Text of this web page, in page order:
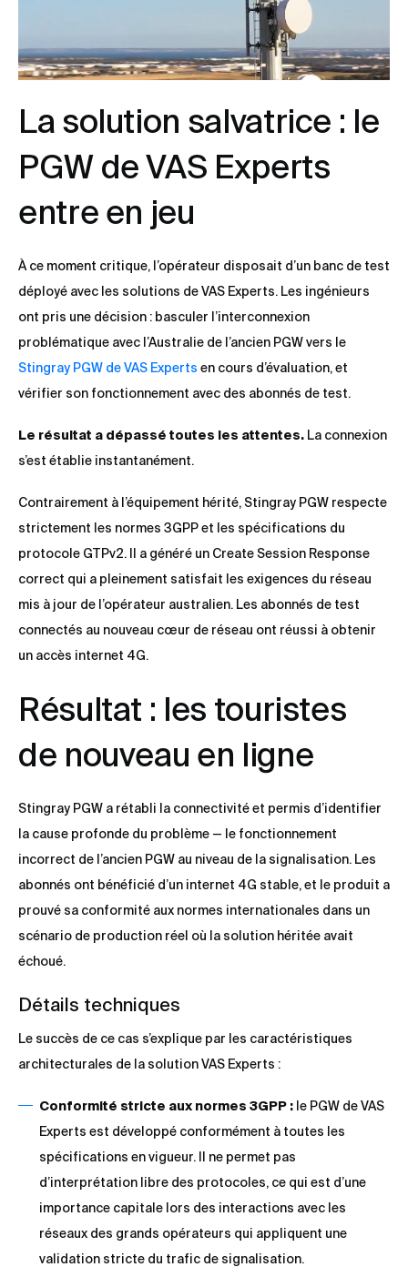
La solution salvatrice : le
PGW de VAS Experts
entre en jeu
À ce moment critique, l’opérateur disposait d’un banc de test
déployé avec les solutions de VAS Experts. Les ingénieurs
ont pris une décision : basculer l’interconnexion
problématique avec l’Australie de l’ancien PGW vers le
Stingray PGW de VAS Experts en cours d’évaluation, et
vérifier son fonctionnement avec des abonnés de test.
Le résultat a dépassé toutes les attentes. La connexion
s’est établie instantanément.
Contrairement à l’équipement hérité, Stingray PGW respecte
strictement les normes 3GPP et les spécifications du
protocole GTPv2. Il a généré un Create Session Response
correct qui a pleinement satisfait les exigences du réseau
mis à jour de l’opérateur australien. Les abonnés de test
connectés au nouveau cœur de réseau ont réussi à obtenir
un accès internet 4G.
Résultat : les touristes
de nouveau en ligne
Stingray PGW a rétabli la connectivité et permis d’identifier
la cause profonde du problème — le fonctionnement
incorrect de l’ancien PGW au niveau de la signalisation. Les
abonnés ont bénéficié d’un internet 4G stable, et le produit a
prouvé sa conformité aux normes internationales dans un
scénario de production réel où la solution héritée avait
échoué.
Détails techniques
Le succès de ce cas s’explique par les caractéristiques
architecturales de la solution VAS Experts :
Conformité stricte aux normes 3GPP : le PGW de VAS
Experts est développé conformément à toutes les
spécifications en vigueur. Il ne permet pas
d’interprétation libre des protocoles, ce qui est d’une
importance capitale lors des interactions avec les
réseaux des grands opérateurs qui appliquent une
validation stricte du trafic de signalisation.